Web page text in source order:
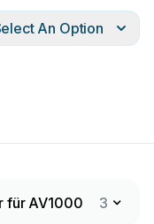
An Option
für AV1000 3